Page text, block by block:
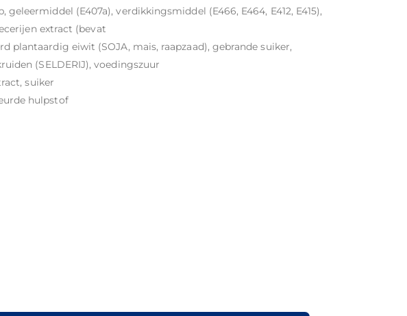
(E407a), verdikkingsmiddel (E466, E464, E412, E415),
extract (bevat
plantaardig eiwit (SOJA, mais, raapzaad), gebrande suiker,
(SELDERIJ), voedingszuur
suiker
hulpstof